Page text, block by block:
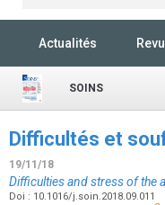
Actualités
SOINS
Difficultés et
19/11/18
Difficulties and stress of the
Doi : 10.1016/j.soin.2018.09.011